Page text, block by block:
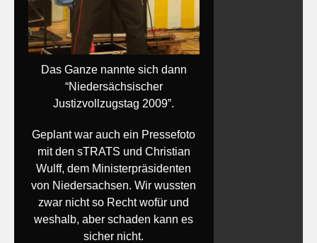
Das Ganze nannte sich dann
“Niedersächsischer
Justizvollzugstag 2009”.
Geplant war auch ein Pressefoto
mit den sTRATS und Christian
Wulff, dem Ministerpräsidenten
von Niedersachsen. Wir wussten
zwar nicht so Recht wofür und
weshalb, aber schaden kann es
sicher nicht.